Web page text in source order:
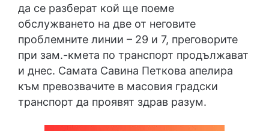
да се разберат кой ще поеме
обслужването на две от неговите
проблемните линии – 29 и 7, преговорите
при зам.-кмета по транспорт продължават
и днес. Самата Савина Петкова апелира
към превозвачите в масовия градски
транспорт да проявят здрав разум.